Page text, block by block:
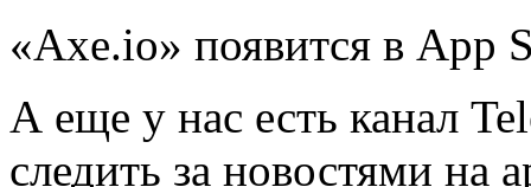
«Axe.io» появится в App
А еще у нас есть канал
следить за новостями на